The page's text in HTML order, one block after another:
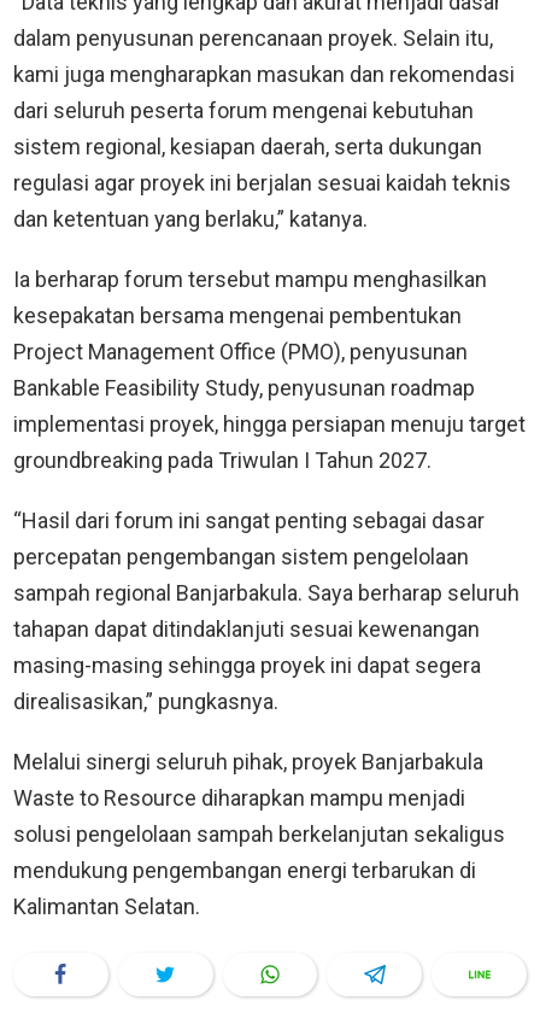
dalam penyusunan perencanaan proyek. Selain itu,
kami juga mengharapkan masukan dan rekomendasi
dari seluruh peserta forum mengenai kebutuhan
sistem regional, kesiapan daerah, serta dukungan
regulasi agar proyek ini berjalan sesuai kaidah teknis
dan ketentuan yang berlaku,” katanya.
Ia berharap forum tersebut mampu menghasilkan
kesepakatan bersama mengenai pembentukan
Project Management Office (PMO), penyusunan
Bankable Feasibility Study, penyusunan roadmap
implementasi proyek, hingga persiapan menuju target
groundbreaking pada Triwulan I Tahun 2027.
“Hasil dari forum ini sangat penting sebagai dasar
percepatan pengembangan sistem pengelolaan
sampah regional Banjarbakula. Saya berharap seluruh
tahapan dapat ditindaklanjuti sesuai kewenangan
masing-masing sehingga proyek ini dapat segera
direalisasikan,” pungkasnya.
Melalui sinergi seluruh pihak, proyek Banjarbakula
Waste to Resource diharapkan mampu menjadi
solusi pengelolaan sampah berkelanjutan sekaligus
mendukung pengembangan energi terbarukan di
Kalimantan Selatan.